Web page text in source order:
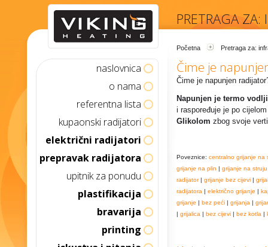
PRETRAGA ZA:
Početna Pretraga za:
naslovnica
o nama
referentna lista
kupaonski radijatori
električni radijatori
prepravak radijatora
upitnik za ponudu
plastifikacija
bravarija
printing
Čime je
Čime je napunjen
Napunjen je termo
i raspoređuje je po
Glikolom zbog svoje
Poveznice: centralno grijanje na
grijanje na plin | grijanje na struju
radijator| grijanje bez cijevi |
radijatora | električno grijanje |
grijanje | bez peći | grijanja |
| grijalica | bez cijevi | bez kotla |